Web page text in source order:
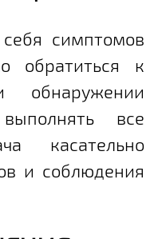
симптомов
обратиться к
обнаружении
все
касательно
и соблюдения